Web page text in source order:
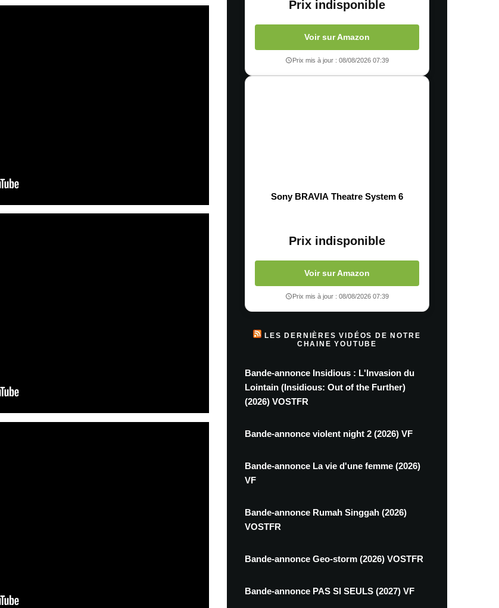
Prix indisponible
Voir sur Amazon
Prix mis à jour : 08/08/2026 07:39
Sony BRAVIA Theatre System 6
Prix indisponible
Voir sur Amazon
Prix mis à jour : 08/08/2026 07:39
LES DERNIÈRES VIDÉOS DE NOTRE
CHAINE YOUTUBE
Bande-annonce Insidious : L'Invasion du
Lointain (Insidious: Out of the Further)
(2026) VOSTFR
Bande-annonce violent night 2 (2026) VF
Bande-annonce La vie d'une femme (2026)
VF
Bande-annonce Rumah Singgah (2026)
VOSTFR
Bande-annonce Geo-storm (2026) VOSTFR
Bande-annonce PAS SI SEULS (2027) VF